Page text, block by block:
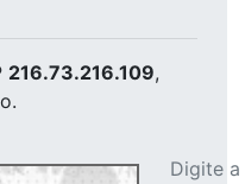
216.73.216.109,
Digite